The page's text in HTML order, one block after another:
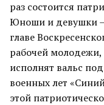
раз состоится
Юноши и девушки
главе
рабочей молодежи,
исполнят вальс
военных лет
этой